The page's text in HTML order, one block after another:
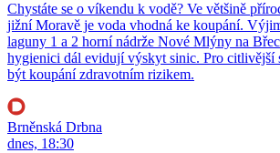
Chystáte se o víkendu k vodě? Ve většině
jižní Moravě je voda vhodná ke koupání.
laguny 1 a 2 horní nádrže Nové Mlýny na
hygienici dál evidují výskyt sinic. Pro citlivější
být koupání zdravotním rizikem.
Brněnská Drbna
dnes, 18:30